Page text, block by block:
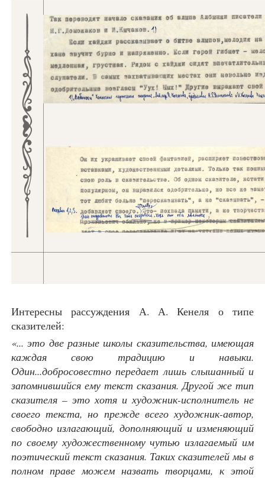
Интересны рассуждения А. А. Кенеля о типе
сказителей:
«... это две разные школы сказительства, имеющая
каждая свою традицию и навыки.
Один...добросовестно передает лишь слышанный и
запомнившийся ему текст сказания. Другой же тип
сказителя – это хотя и художник-исполнитель не
своего текста, но прежде всего художник-автор,
свободно излагающий, дополняющий и изменяющий
по своему художественному чутью излагаемый им
поэтический текст сказания. Таких сказителей мы в
полном праве можем назвать творцами, к этой